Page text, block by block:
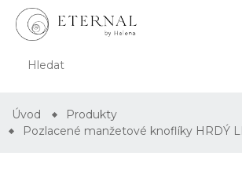
Úvod
Produkty
Pozlacené manžetové knoflíky HRDÝ